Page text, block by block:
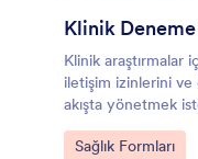
Klinik
Klinik araştırmalar
iletişim izinlerini ve
akışta yönetmek
form şablonu ile
sürecinizi hızlandırın.
Go to Category:
Sağlık Formları